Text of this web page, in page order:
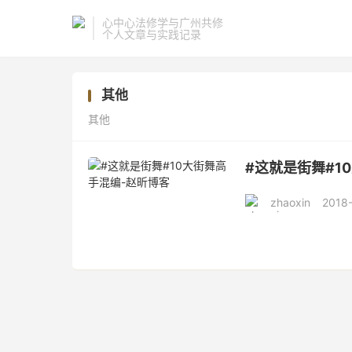
心中心法修学与广州共修
个人文章与实践记录
其他
其他
#这就是街舞
zhaoxin